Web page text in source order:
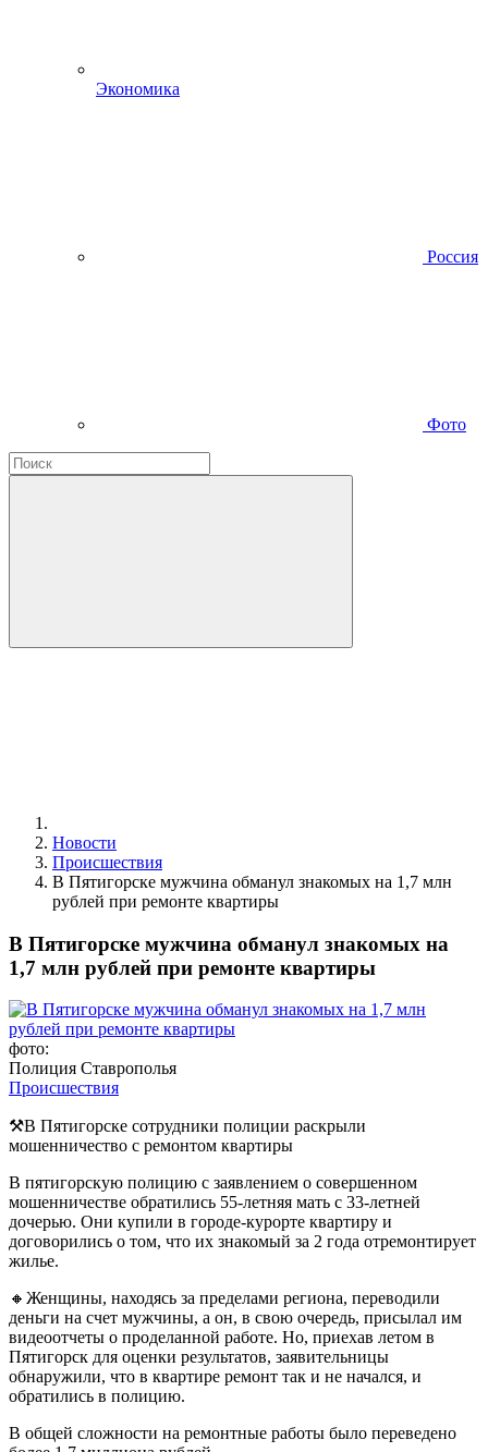
Экономика
Россия
Фото
Новости
Происшествия
В Пятигорске мужчина обманул знакомых на 1,7 млн
рублей при ремонте квартиры
В Пятигорске мужчина обманул знакомых на
1,7 млн рублей при ремонте квартиры
фото:
Полиция Ставрополья
Происшествия
⚒️В Пятигорске сотрудники полиции раскрыли
мошенничество с ремонтом квартиры
В пятигорскую полицию с заявлением о совершенном
мошенничестве обратились 55-летняя мать с 33-летней
дочерью. Они купили в городе-курорте квартиру и
договорились о том, что их знакомый за 2 года отремонтирует
жилье.
🔸Женщины, находясь за пределами региона, переводили
деньги на счет мужчины, а он, в свою очередь, присылал им
видеоотчеты о проделанной работе. Но, приехав летом в
Пятигорск для оценки результатов, заявительницы
обнаружили, что в квартире ремонт так и не начался, и
обратились в полицию.
В общей сложности на ремонтные работы было переведено